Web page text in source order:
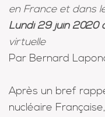
en France et dans
Lundi 29 juin 2020
virtuelle
Par Bernard
Après un bref
nucléaire